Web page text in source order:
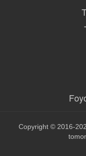
Copyright © 2016-